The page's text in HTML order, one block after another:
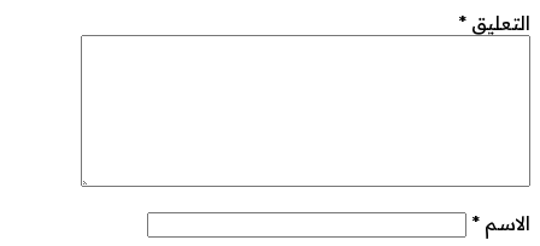
التعليق *
الاسم *